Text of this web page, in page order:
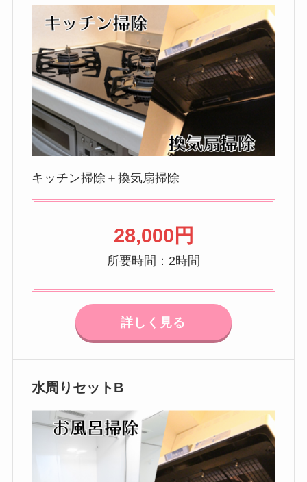
キッチン掃除＋換気扇掃除
28,000円
所要時間：2時間
詳しく見る
水周りセットB